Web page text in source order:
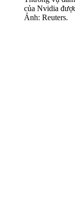
của Nvidia
Ảnh: Reuters.